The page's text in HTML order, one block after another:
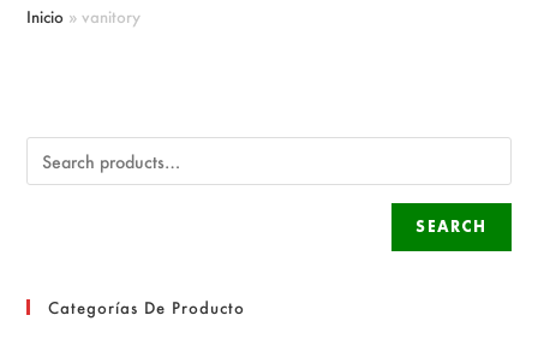
Inicio »vanitory
SEARCH
Categorías De Producto